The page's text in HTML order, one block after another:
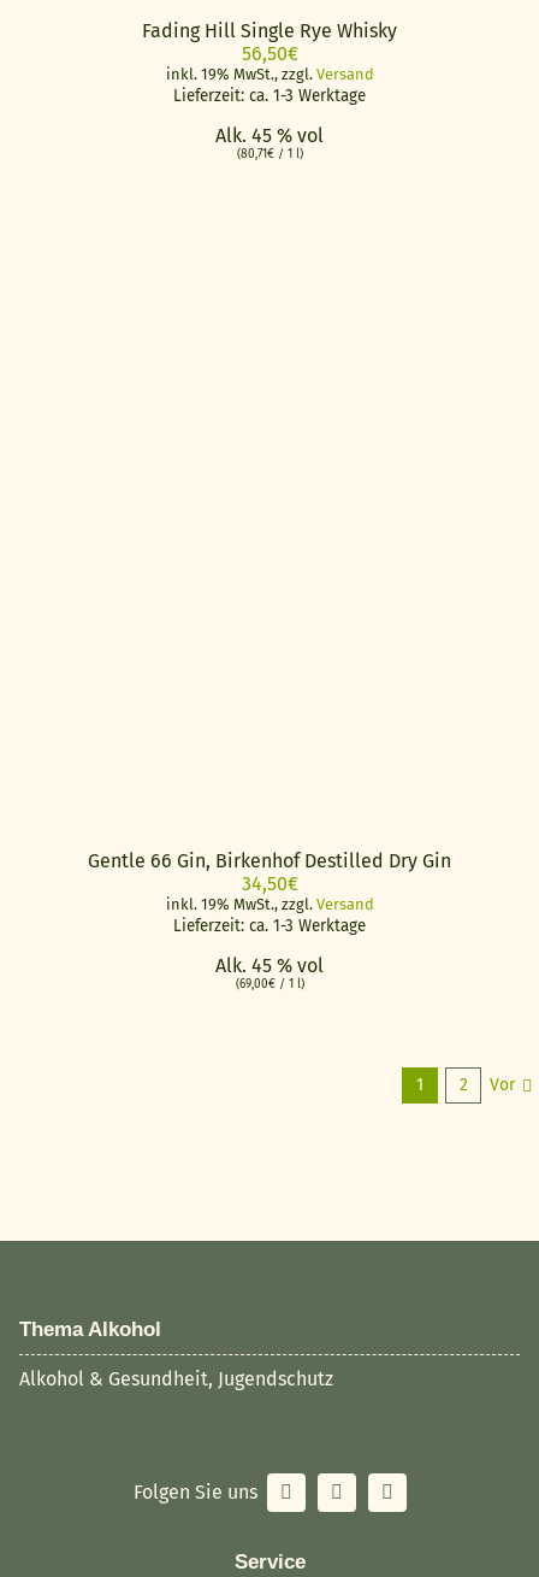
Fading Hill Single Rye Whisky
56,50€
inkl. 19% MwSt., zzgl. Versand
Lieferzeit: ca. 1-3 Werktage
Alk. 45 % vol
(80,71€/ 1 l)
Gentle 66 Gin, Birkenhof Destilled Dry Gin
34,50€
inkl. 19% MwSt., zzgl. Versand
Lieferzeit: ca. 1-3 Werktage
Alk. 45 % vol
(69,00€/ 1 l)
1 2 Vor
Thema Alkohol
Alkohol & Gesundheit, Jugendschutz
Folgen Sie uns
Service